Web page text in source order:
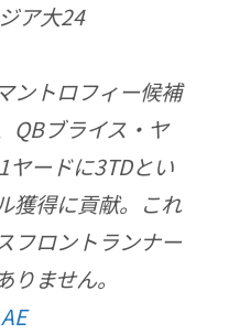
ア大24
ントロフィー候補
QBブライス・ヤ
ヤードに3TDとい
獲得に貢献。これ
フロントランナー
ません。